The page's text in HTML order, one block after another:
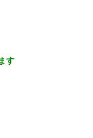
す